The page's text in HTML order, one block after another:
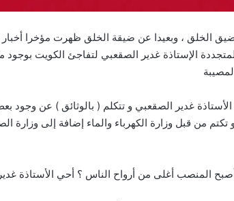
الخلق ، وبعيدا عن ضيقة الخلق ظهرت مؤخرا أخبار
الإستاذة غدير الصقعبي لتفاجئ الكويت
الأستاذة غدير الصقعبي و تتكلم ( بالوثائق ) عن
من قبل وزارة الكهرباء والماء إضافة إلى
المنصب أغلى من أرواح الناس ؟ أحي الأستاذة